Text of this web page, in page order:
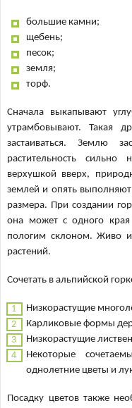
большие камни;
щебень;
песок;
земля;
торф.
Сначала выкапывают
утрамбовывают. Такая
застаиваться. Землю
растительность сильно
верхушкой вверх,
землей и опять
размера. При создании
она может с одного края
пологим склоном. Живо
растений.
Сочетать в альпийской
Низкорастущие
Карликовые формы
Низкорастущие
Некоторые
однолетние цветы и
Посадку цветов также